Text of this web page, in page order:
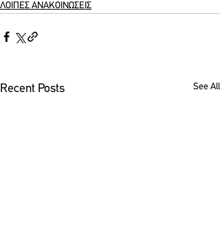
ΛΟΙΠΕΣ ΑΝΑΚΟΙΝΩΣΕΙΣ
Recent Posts See All